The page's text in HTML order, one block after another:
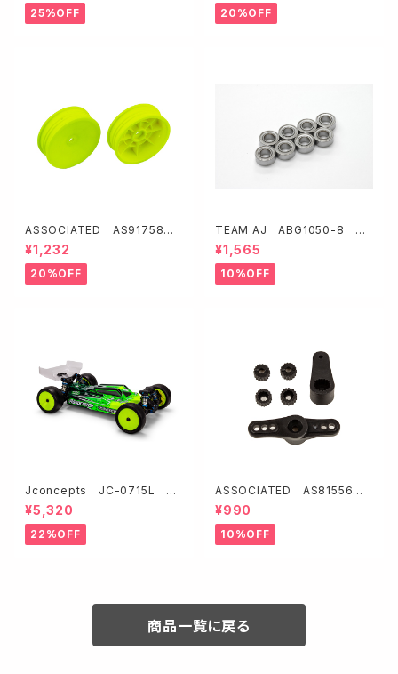
ネクター】
25%OFF
0枚入】
20%OFF
ASSOCIATED AS91758 2
WDバギー用スリムフロントホイ
ール2.2"【イエロー/12mmHE
X】
¥1,232
20%OFF
TEAM AJ ABG1050-8 ス
ーパーグリス 1050ベアリング
8ヶ入り【NMB製】
¥1,565
10%OFF
Jconcepts JC-0715L F2
- アソシ B84用ボディー【ライト
ウェイト】
¥5,320
22%OFF
ASSOCIATED AS81556
サーボホーンセット【RC8B4】
¥990
10%OFF
商品一覧に戻る